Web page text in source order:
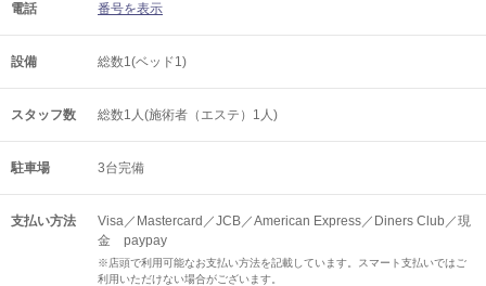
電話 番号を表示
設備 総数1(ベッド1)
スタッフ数 総数1人(施術者（エステ）1人)
駐車場 3台完備
支払い方法
Visa／Mastercard／JCB／American Express／Diners Club／現
金 paypay
※店頭で利用可能なお支払い方法を記載しています。スマート支払いではご
利用いただけない場合がございます。